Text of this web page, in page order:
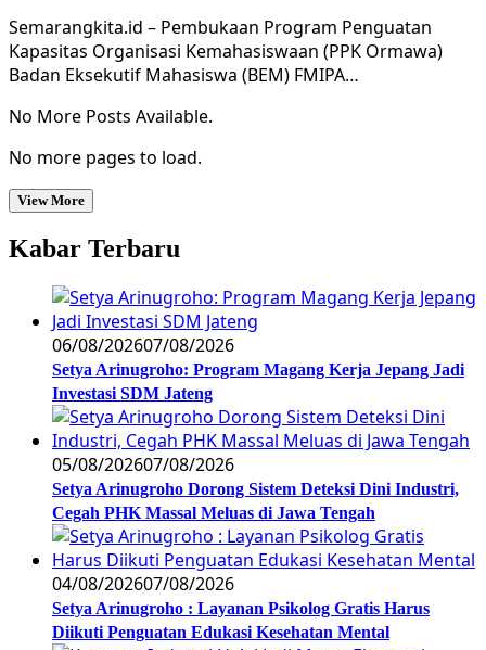
Semarangkita.id – Pembukaan Program Penguatan
Kapasitas Organisasi Kemahasiswaan (PPK Ormawa)
Badan Eksekutif Mahasiswa (BEM) FMIPA…
No More Posts Available.
No more pages to load.
View More
Kabar Terbaru
06/08/202607/08/2026
Setya Arinugroho: Program Magang Kerja Jepang Jadi
Investasi SDM Jateng
05/08/202607/08/2026
Setya Arinugroho Dorong Sistem Deteksi Dini Industri,
Cegah PHK Massal Meluas di Jawa Tengah
04/08/202607/08/2026
Setya Arinugroho : Layanan Psikolog Gratis Harus
Diikuti Penguatan Edukasi Kesehatan Mental